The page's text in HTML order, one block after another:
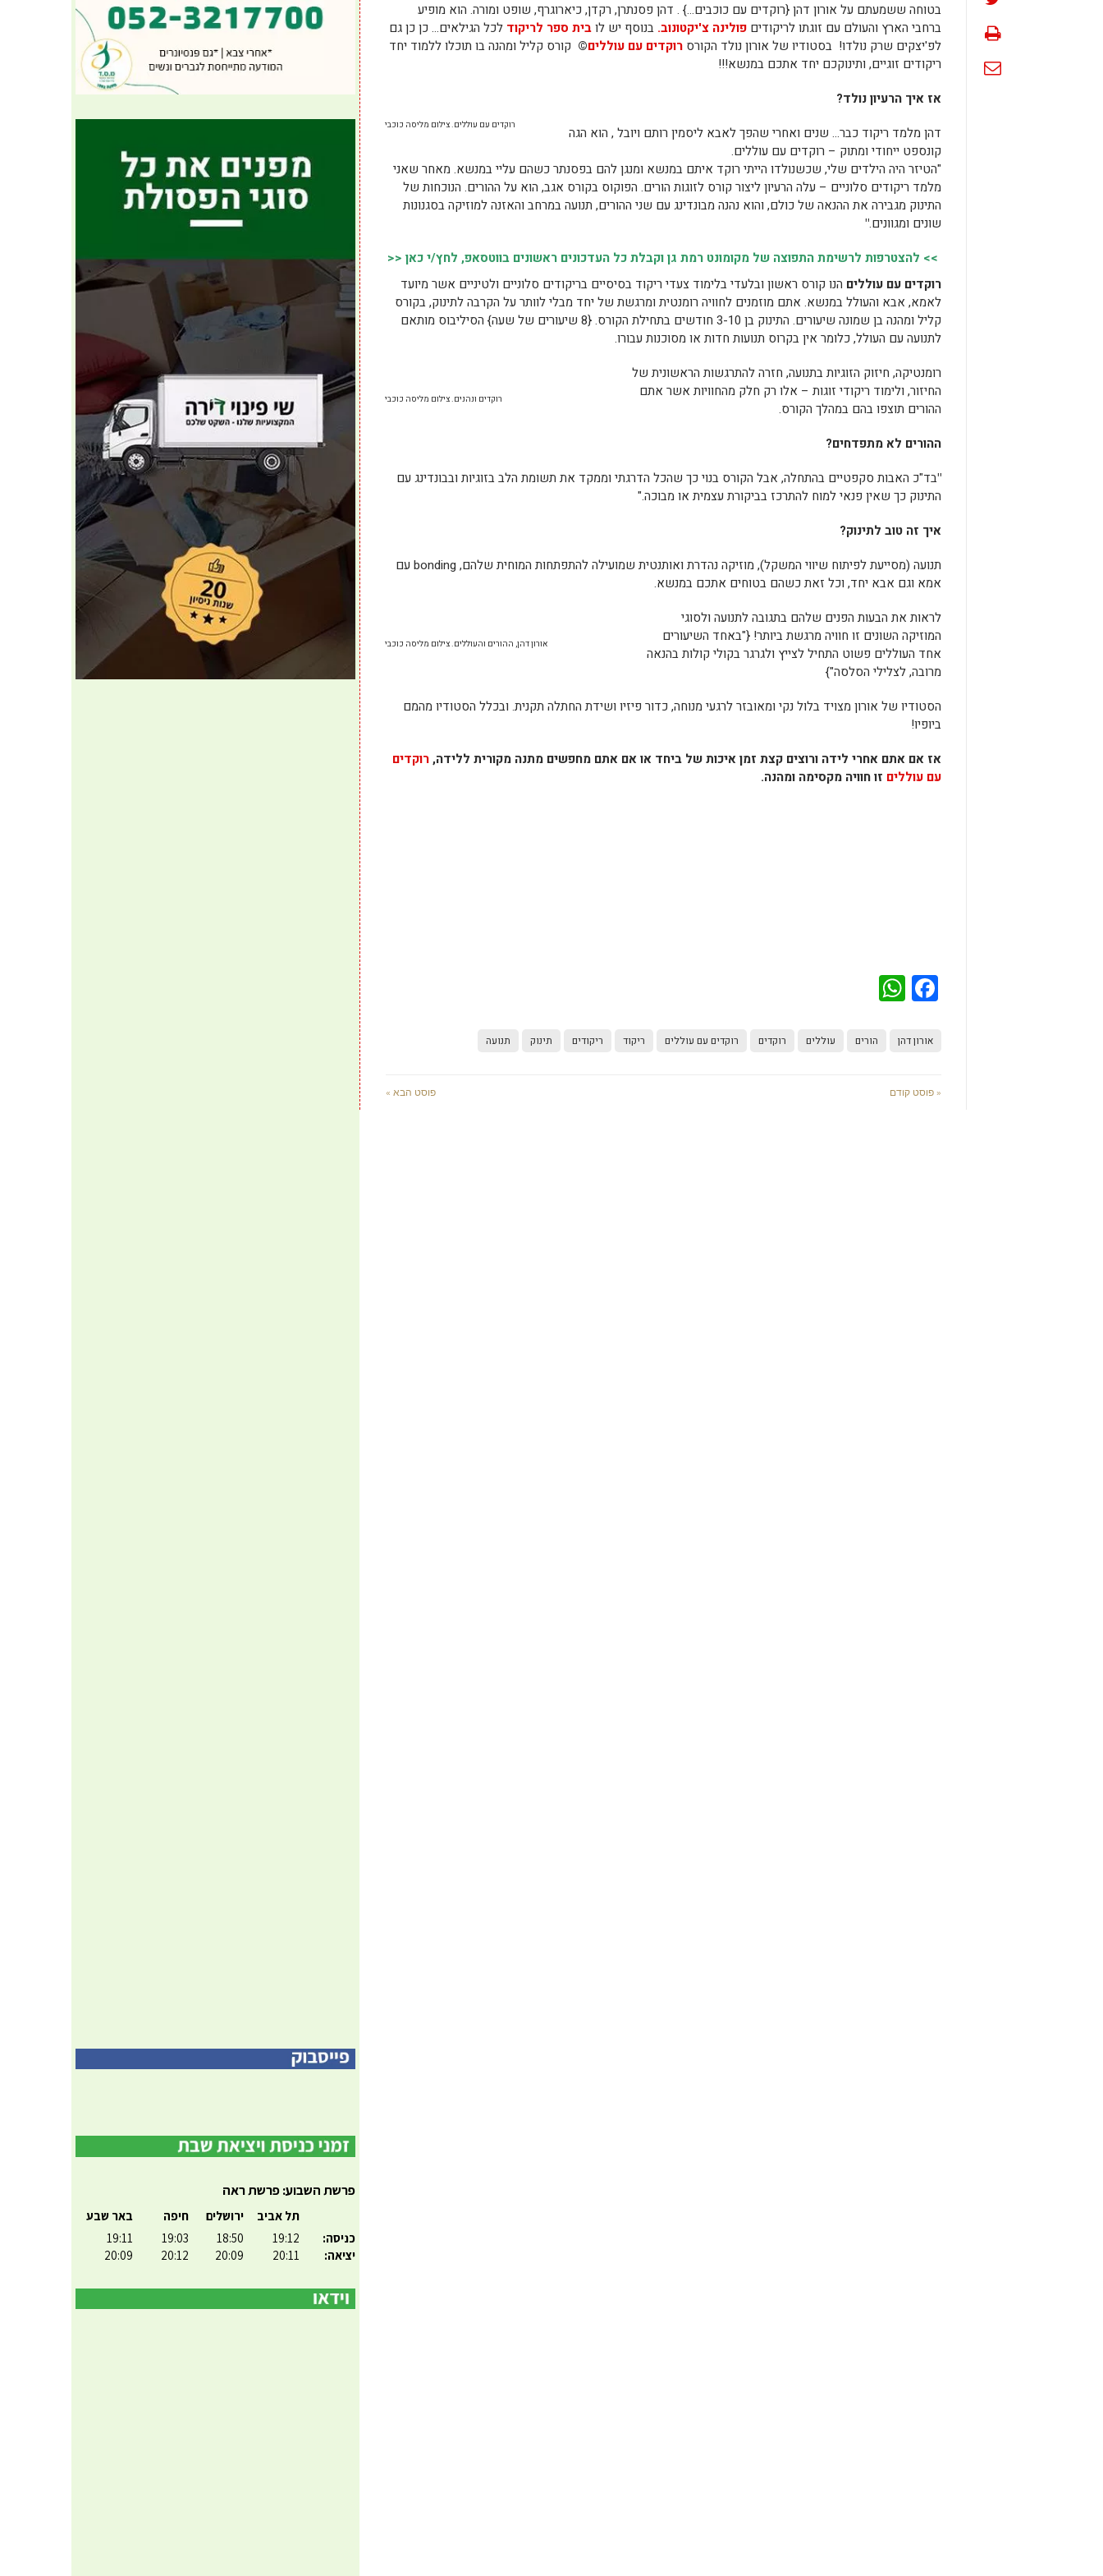
בטוחה ששמעתם על אורון דהן {רוקדים עם כוכבים…} . דהן פסנתרן, רקדן, כיארוגרף, שופט ומורה. הוא מופיע
ברחבי הארץ והעולם עם זוגתו לריקודיםפולינה צ'יקטונוב. בנוסף יש לובית ספר לריקוד לכל הגילאים… כן כן גם
לפ'יצקים שרק נולדו! בסטודיו של אורון נולד הקורסרוקדים עם עוללים© קורס קליל ומהנה בו תוכלו ללמוד יחד
ריקודים זוגיים, ותינוקכם יחד אתכם במנשא!!!
רוקדים עם עוללים. צילום מליסה כוכבי
אז איך הרעיון נולד?
דהן מלמד ריקוד כבר… שנים ואחרי שהפך לאבא ליסמין רותם ויובל , הוא הגה
קונספט ייחודי ומתוק – רוקדים עם עוללים.
"הטיזר היה הילדים שלי, שכשנולדו הייתי רוקד איתם במנשא ומנגן להם בפסנתר כשהם עליי במנשא. מאחר שאני
מלמד ריקודים סלוניים – עלה הרעיון ליצור קורס לזוגות הורים. הפוקוס בקורס אגב, הוא על ההורים. הנוכחות של
התינוק מגבירה את ההנאה של כולם, והוא נהנה מבונדינג עם שני ההורים, תנועה במרחב והאזנה למוזיקה בסגנונות
שונים ומגוונים."
>> להצטרפות לרשימת התפוצה של מקומונט רמת גן וקבלת כל העדכונים ראשונים בווטסאפ, לחץ/י כאן <<
רוקדים עם עוללים הנו קורס ראשון ובלעדי בלימוד צעדי ריקוד בסיסיים בריקודים סלוניים ולטיניים אשר מיועד
לאמא, אבא והעולל במנשא. אתם מוזמנים לחוויה רומנטית ומרגשת של יחד מבלי לוותר על הקרבה לתינוק, בקורס
קליל ומהנה בן שמונה שיעורים. התינוק בן 3-10 חודשים בתחילת הקורס. {8 שיעורים של שעה} הסיליבוס מותאם
לתנועה עם העולל, כלומר אין בקרוס תנועות חדות או מסוכנות עבורו.
רוקדים ונהנים. צילום מליסה כוכבי
רומנטיקה, חיזוק הזוגיות בתנועה, חזרה להתרגשות הראשונית של
החיזור, ולימוד ריקודי זוגות – אלו רק חלק מהחוויות אשר אתם
ההורים תוצפו בהם במהלך הקורס.
ההורים לא מתפדחים?
"בד"כ האבות סקפטיים בהתחלה, אבל הקורס בנוי כך שהכל הדרגתי וממקד את תשומת הלב בזוגיות ובבונדינג עם
התינוק כך שאין פנאי למוח להתרכז בביקורת עצמית או מבוכה."
איך זה טוב לתינוק?
תנועה (מסייעת לפיתוח שיווי המשקל), מוזיקה נהדרת ואותנטית שמועילה להתפתחות המוחית שלהם, bonding עם
אמא וגם אבא יחד, וכל זאת כשהם בטוחים אתכם במנשא.
אורון דהן, ההורים והעוללים. צילום מליסה כוכבי
לראות את הבעות הפנים שלהם בתגובה לתנועה ולסוגי
המוזיקה השונים זו חוויה מרגשת ביותר! {"באחד השיעורים
אחד העוללים פשוט התחיל לצייץ ולגרגר בקולי קולות בהנאה
מרובה, לצלילי הסלסה"}
הסטודיו של אורון מצויד בלול נקי ומאובזר לרגעי מנוחה, כדור פיזיו ושידת החתלה תקנית. ובכלל הסטודיו מהמם
ביופיו!
אז אם אתם אחרי לידה ורוצים קצת זמן איכות של ביחד או אם אתם מחפשים מתנה מקורית ללידה,רוקדים
עם עוללים זו חוויה מקסימה ומהנה.
Facebook
אורון דהן הורים עוללים רוקדים רוקדים עם עוללים ריקוד ריקודים תינוק תנועה
« פוסט קודם פוסט הבא »
פרשת השבוע: פרשת ראה
כניסה:
יציאה:
תל אביב
19:12
20:11
ירושלים
18:50
20:09
חיפה
19:03
20:12
באר שבע
19:11
20:09